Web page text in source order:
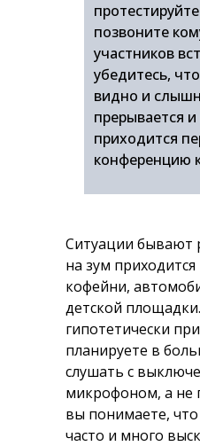
позвоните
участников
убедитесь,
видно и
прерывается
приходится
конференцию
Ситуации бывают
на зум
кофейни,
детской
гипотетически
планируете в
слушать с
микрофоном, а не
вы понимаете,
часто и много